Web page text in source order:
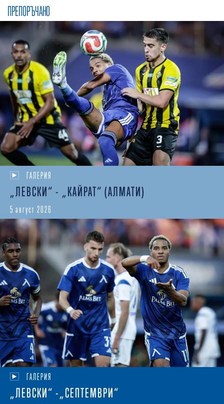
ПРЕПОРЪЧАНО
ГАЛЕРИЯ
„ЛЕВСКИ“ - „КАЙРАТ“ (АЛМАТИ)
5 август 2026
ГАЛЕРИЯ
„ЛЕВСКИ“ -„СЕПТЕМВРИ“